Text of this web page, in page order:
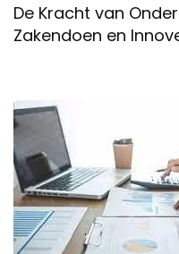
De Kracht van
Zakendoen en